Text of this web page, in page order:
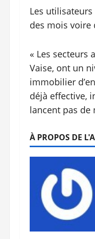
Les
des mois voire
« Les secteurs
Vaise, ont un
immobilier
déjà effective,
lancent pas de
À PROPOS DE